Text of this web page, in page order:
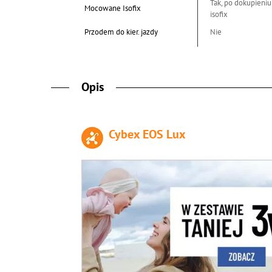
Mocowane Isofix
Tak, po
isofix
Przodem do kier. jazdy
Nie
Opis
Cybex EOS Lux